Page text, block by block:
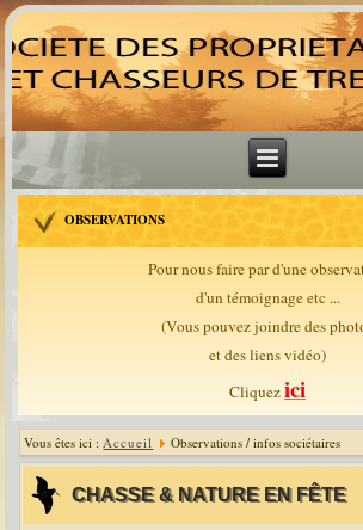
OBSERVATIONS
Pour nous faire par d'une
d'un témoignage etc ...
(Vous pouvez joindre des
et des liens vidéo)
Cliquezici
Vous êtes ici :Accueil Observations / infos sociétaires
CHASSE & NATURE EN FÊTE